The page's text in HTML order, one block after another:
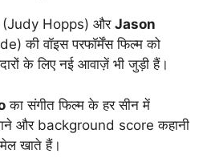
(Judy Hopps) और Jason
की वॉइस परफॉर्मेंस फिल्म को
के लिए नई आवाज़ें भी जुड़ी हैं।
का संगीत फिल्म के हर सीन में
और background score कहानी
खाते हैं।